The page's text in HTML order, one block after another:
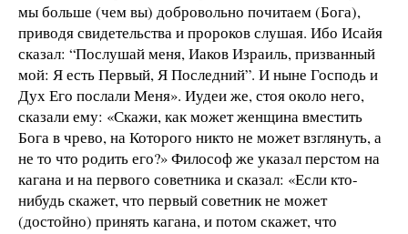
мы больше (чем вы) добровольно почитаем (Бога),
приводя свидетельства и пророков слушая. Ибо Исайя
сказал: “Послушай меня, Иаков Израиль, призванный
мой: Я есть Первый, Я Последний”. И ныне Господь и
Дух Его послали Меня». Иудеи же, стоя около него,
сказали ему: «Скажи, как может женщина вместить
Бога в чрево, на Которого никто не может взглянуть, а
не то что родить его?» Философ же указал перстом на
кагана и на первого советника и сказал: «Если кто-
нибудь скажет, что первый советник не может
(достойно) принять кагана, и потом скажет, что